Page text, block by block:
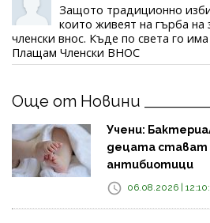
Защото традиционно
които живеят на гърба на
членски внос. Къде по света го има
Плащам Членски ВНОС
Още от Новини
Учени:
децата стават
антибиотици
06.08.2026 |